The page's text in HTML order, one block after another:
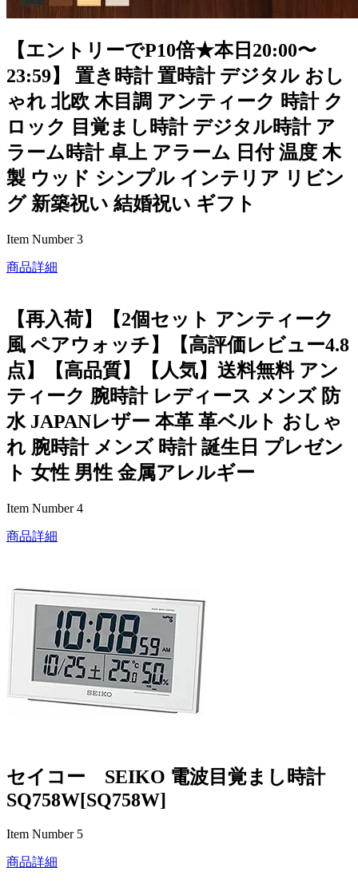
【エントリーでP10倍★本日20:00〜
23:59】 置き時計 置時計 デジタル おし
ゃれ 北欧 木目調 アンティーク 時計 ク
ロック 目覚まし時計 デジタル時計 ア
ラーム時計 卓上 アラーム 日付 温度 木
製 ウッド シンプル インテリア リビン
グ 新築祝い 結婚祝い ギフト
Item Number 3
商品詳細
【再入荷】【2個セット アンティーク
風 ペアウォッチ】【高評価レビュー4.8
点】【高品質】【人気】送料無料 アン
ティーク 腕時計 レディース メンズ 防
水 JAPANレザー 本革 革ベルト おしゃ
れ 腕時計 メンズ 時計 誕生日 プレゼン
ト 女性 男性 金属アレルギー
Item Number 4
商品詳細
セイコー SEIKO 電波目覚まし時計
SQ758W[SQ758W]
Item Number 5
商品詳細